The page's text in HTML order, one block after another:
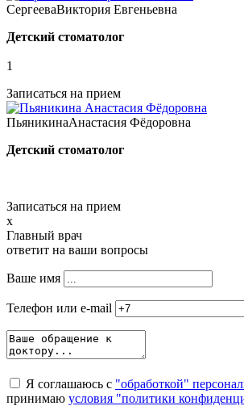
СергееваВиктория Евгеньевна
Детский стоматолог
1
Записаться на прием
ПьяникинаАнастасия Фёдоровна
Детский стоматолог
Записаться на прием
x
Главный врач
ответит на ваши вопросы
Ваше имя
Телефон или e-mail
Я соглашаюсь с "обработкой"
принимаю условия "политики